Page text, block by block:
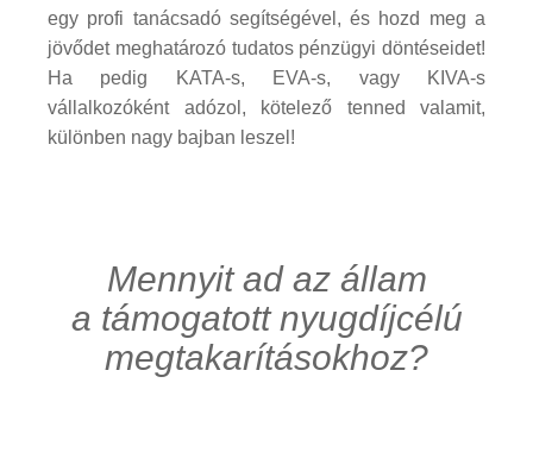
egy profi tanácsadó segítségével, és hozd meg a
jövődet meghatározó tudatos pénzügyi döntéseidet!
Ha pedig KATA-s, EVA-s, vagy KIVA-s
vállalkozóként adózol, kötelező tenned valamit,
különben nagy bajban leszel!
Mennyit ad az állam
a támogatott nyugdíjcélú
megtakarításokhoz?